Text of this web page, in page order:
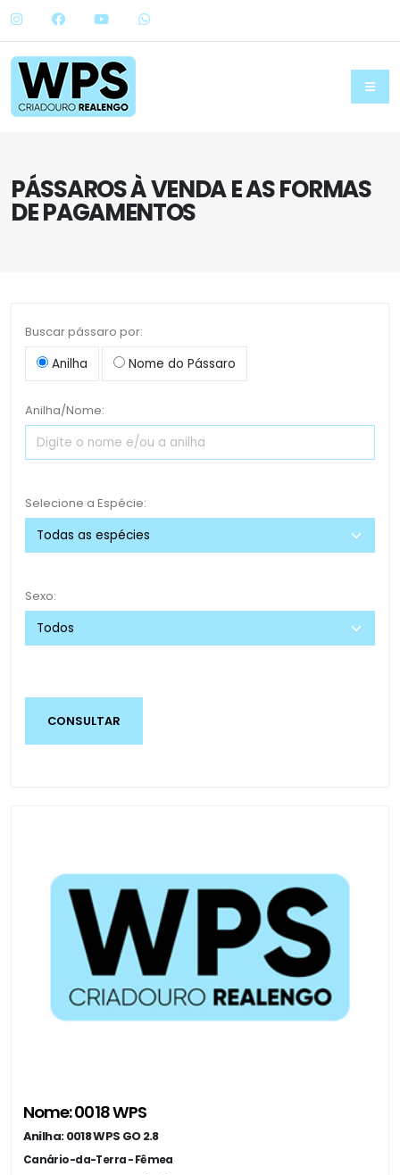
PÁSSAROS À VENDA E AS FORMAS
DE PAGAMENTOS
Buscar pássaro por:
Anilha
Nome do Pássaro
Anilha/Nome:
Selecione a Espécie:
Sexo:
Nome: 0018 WPS
Anilha: 0018 WPS GO 2.8
Canário-da-Terra - Fêmea